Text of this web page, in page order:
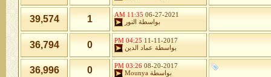
06-27-2021
11:35 AM
بواسطة
النور 1
39,574
11-11-2017
04:25 PM
بواسطة عماد الدين 0
36,794
08-20-2017
03:26 PM
بواسطة Mounya
0
36,996